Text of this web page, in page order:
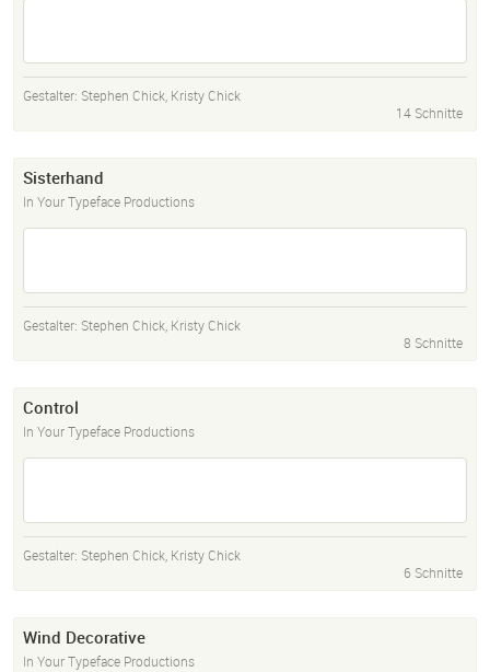
Gestalter: Stephen Chick, Kristy Chick
14 Schnitte
Sisterhand
In Your Typeface Productions
Gestalter: Stephen Chick, Kristy Chick
8 Schnitte
Control
In Your Typeface Productions
Gestalter: Stephen Chick, Kristy Chick
6 Schnitte
Wind Decorative
In Your Typeface Productions